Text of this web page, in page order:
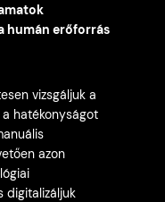
humán erőforrás
vizsgáljuk a
hatékonyságot
azon
digitalizáljuk